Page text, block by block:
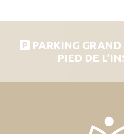
PARKING
PIED DE